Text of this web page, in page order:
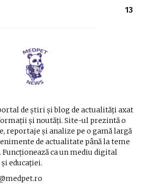
13
de știri și blog de actualități axat
și noutăți. Site-ul prezintă o
reportaje și analize pe o gamă largă
de actualitate până la teme
Funcționează ca un mediu digital
educației.